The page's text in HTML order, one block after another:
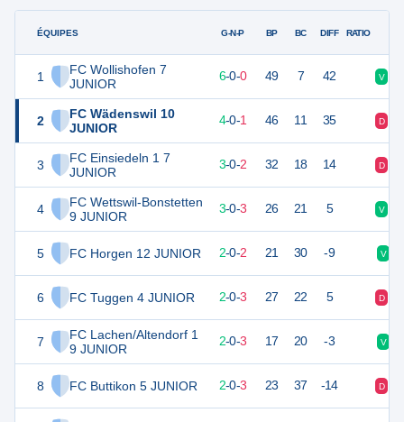
ÉQUIPES
1
FC Wollishofen 7
JUNIOR
2
FC Wädenswil 10
JUNIOR
3
FC Einsiedeln 1 7
JUNIOR
4
FC Wettswil-Bonstetten
9 JUNIOR
5 FC Horgen 12 JUNIOR
6 FC Tuggen 4 JUNIOR
7
FC Lachen/Altendorf 1
9 JUNIOR
8 FC Buttikon 5 JUNIOR
G-N-P BP BC DIFF RATIO
18 6-0-0 49 7 42 V
12 4-0-1 46 11 35 D
9 3-0-2 32 18 14 D
9 6 3-0-3 26 21 5 V
6 4 2-0-2 21 30 -9 V
6 5 2-0-3 27 22 5 D
6 5 2-0-3 17 20 -3 V
6 5 2-0-3 23 37 -14 D